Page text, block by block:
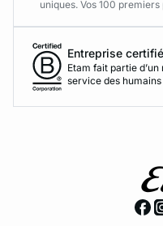
uniques. Vos 100
Entreprise
Etam fait partie
service des